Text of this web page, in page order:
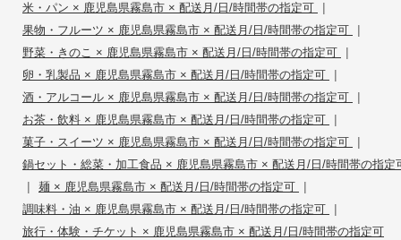
米・パン × 鹿児島県霧島市 × 配送月/日/時間帯の指定可 |
果物・フルーツ × 鹿児島県霧島市 × 配送月/日/時間帯の指定可 |
野菜・きのこ × 鹿児島県霧島市 × 配送月/日/時間帯の指定可 |
卵・乳製品 × 鹿児島県霧島市 × 配送月/日/時間帯の指定可 |
酒・アルコール × 鹿児島県霧島市 × 配送月/日/時間帯の指定可 |
お茶・飲料 × 鹿児島県霧島市 × 配送月/日/時間帯の指定可 |
菓子・スイーツ × 鹿児島県霧島市 × 配送月/日/時間帯の指定可 |
鍋セット・総菜・加工食品 × 鹿児島県霧島市 × 配送月/日/時間帯の指定
| 麺 × 鹿児島県霧島市 × 配送月/日/時間帯の指定可 |
調味料・油 × 鹿児島県霧島市 × 配送月/日/時間帯の指定可 |
旅行・体験・チケット × 鹿児島県霧島市 × 配送月/日/時間帯の指定可